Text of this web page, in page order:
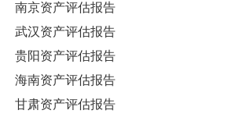
南京资产评估报告
武汉资产评估报告
贵阳资产评估报告
海南资产评估报告
甘肃资产评估报告